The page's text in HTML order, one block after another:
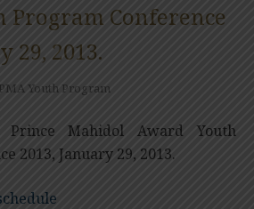
Program Conference
29, 2013.
PMA Youth Program
Mahidol Award Youth
2013, January 29, 2013.